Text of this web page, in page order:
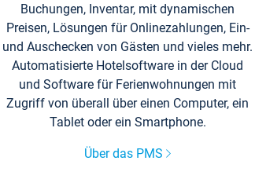
Buchungen, Inventar, mit dynamischen
Preisen, Lösungen für Onlinezahlungen, Ein-
und Auschecken von Gästen und vieles mehr.
Automatisierte Hotelsoftware in der Cloud
und Software für Ferienwohnungen mit
Zugriff von überall über einen Computer, ein
Tablet oder ein Smartphone.
Über das PMS